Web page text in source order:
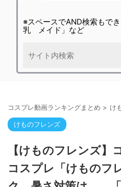
※スペースでAND検索も
乳 メイド」など
コスプレ動画ランキングまとめ > け
けものフレンズ
【けものフレンズ】
コスプレ「けものフ